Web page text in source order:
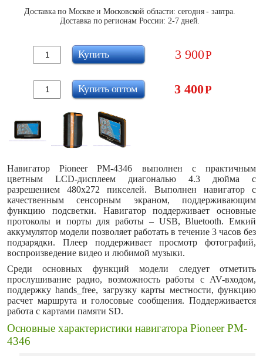
Доставка по Москве и Московской области: сегодня - завтра.
Доставка по регионам России: 2-7 дней.
3 900Р
Купить
3 400Р
Купить оптом
Навигатор Pioneer PM-4346 выполнен с практичным
цветным LCD-дисплеем диагональю 4.3 дюйма с
разрешением 480x272 пикселей. Выполнен навигатор с
качественным сенсорным экраном, поддерживающим
функцию подсветки. Навигатор поддерживает основные
протоколы и порты для работы – USB, Bluetooth. Емкий
аккумулятор модели позволяет работать в течение 3 часов без
подзарядки. Плеер поддерживает просмотр фотографий,
воспроизведение видео и любимой музыки.
Среди основных функций модели следует отметить
прослушивание радио, возможность работы с AV-входом,
поддержку hands_free, загрузку карты местности, функцию
расчет маршрута и голосовые сообщения. Поддерживается
работа с картами памяти SD.
Основные характеристики навигатора Pioneer PM-
4346